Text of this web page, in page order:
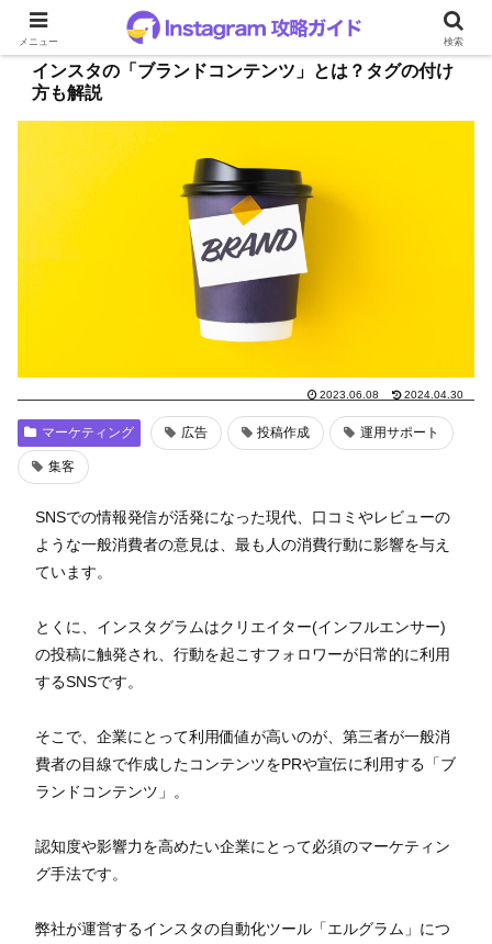
インスタの「ブランドコンテンツ」とは？タグの付け
方も解説
2023.06.08 2024.04.30
マーケティング 広告 投稿作成 運用サポート
集客
SNSでの情報発信が活発になった現代、口コミやレビューの
ような一般消費者の意見は、最も人の消費行動に影響を与え
ています。
とくに、インスタグラムはクリエイター(インフルエンサー)
の投稿に触発され、行動を起こすフォロワーが日常的に利用
するSNSです。
そこで、企業にとって利用価値が高いのが、第三者が一般消
費者の目線で作成したコンテンツをPRや宣伝に利用する「ブ
ランドコンテンツ」。
認知度や影響力を高めたい企業にとって必須のマーケティン
グ手法です。
弊社が運営するインスタの自動化ツール「エルグラム」につ
メニュー 検索